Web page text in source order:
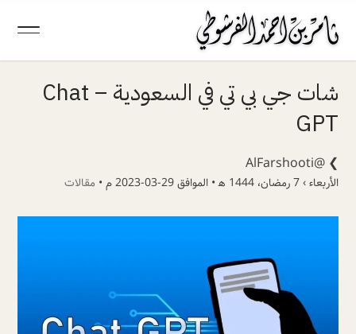
شات جي بي تي في السعودية – Chat
GPT
❯
@AlFarshooti
الأربعاء › 7 رمضان، 1444 ھ • الموافق 29-03-2023 م • مقالات